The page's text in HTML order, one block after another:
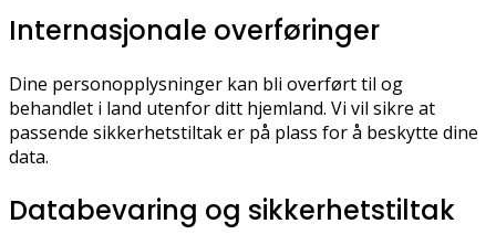
Internasjonale overføringer
Dine personopplysninger kan bli overført til og
behandlet i land utenfor ditt hjemland. Vi vil sikre at
passende sikkerhetstiltak er på plass for å beskytte dine
data.
Databevaring og sikkerhetstiltak